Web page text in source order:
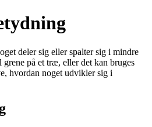
deler sig eller spalter sig i mindre
på et træ, eller det kan bruges
hvordan noget udvikler sig i